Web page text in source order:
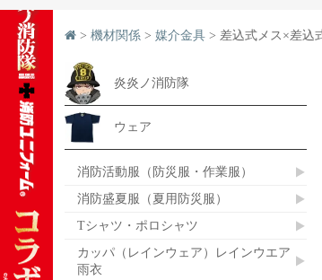
> 機材関係 > 媒介金具 > 差込式メス×差
炎炎ノ消防隊
ウェア
消防活動服（防災服・作業服）
消防盛夏服（夏用防災服）
Tシャツ・ポロシャツ
カッパ（レインウェア）レインウエア
雨衣